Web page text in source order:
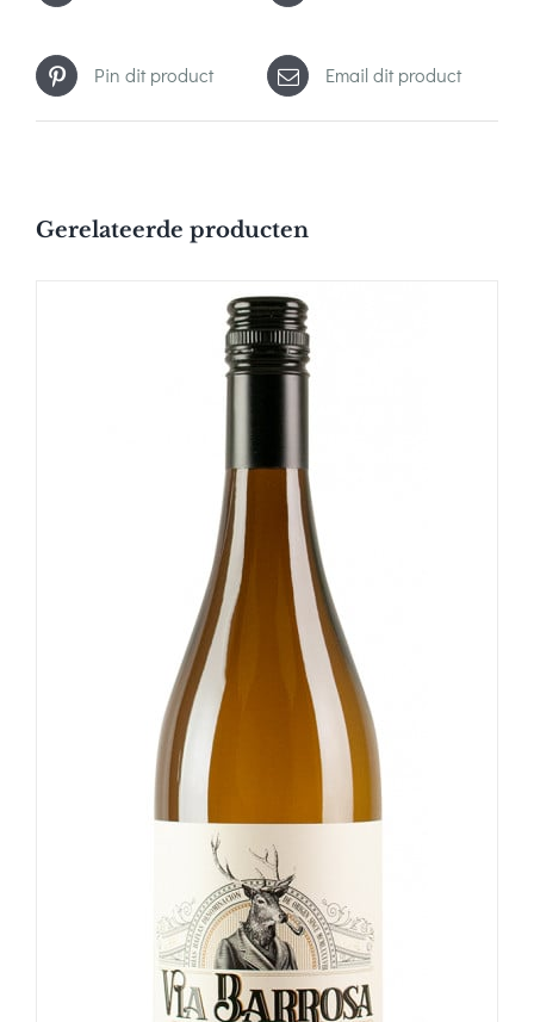
Pin dit product Email dit product
Gerelateerde producten